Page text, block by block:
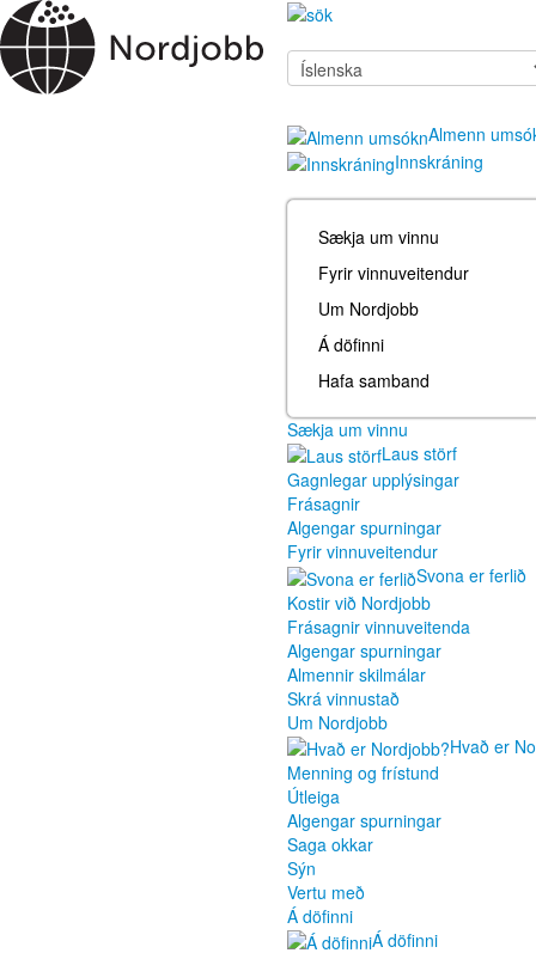
Almenn
Innskráning
Sækja um vinnu
Fyrir vinnuveitendur
Um Nordjobb
Á döfinni
Hafa samband
Sækja um vinnu
Laus störf
Gagnlegar upplýsingar
Frásagnir
Algengar spurningar
Fyrir vinnuveitendur
Svona er ferlið
Kostir við Nordjobb
Frásagnir vinnuveitenda
Algengar spurningar
Almennir skilmálar
Skrá vinnustað
Um Nordjobb
Hvað er
Menning og frístund
Útleiga
Algengar spurningar
Saga okkar
Sýn
Vertu með
Á döfinni
Á döfinni